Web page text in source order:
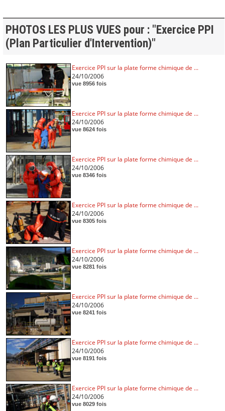
PHOTOS LES PLUS VUES pour : "Exercice PPI
(Plan Particulier d'Intervention)"
Exercice PPI sur la plate forme chimique de ...
24/10/2006
vue 8956 fois
Exercice PPI sur la plate forme chimique de ...
24/10/2006
vue 8624 fois
Exercice PPI sur la plate forme chimique de ...
24/10/2006
vue 8346 fois
Exercice PPI sur la plate forme chimique de ...
24/10/2006
vue 8305 fois
Exercice PPI sur la plate forme chimique de ...
24/10/2006
vue 8281 fois
Exercice PPI sur la plate forme chimique de ...
24/10/2006
vue 8241 fois
Exercice PPI sur la plate forme chimique de ...
24/10/2006
vue 8191 fois
Exercice PPI sur la plate forme chimique de ...
24/10/2006
vue 8029 fois